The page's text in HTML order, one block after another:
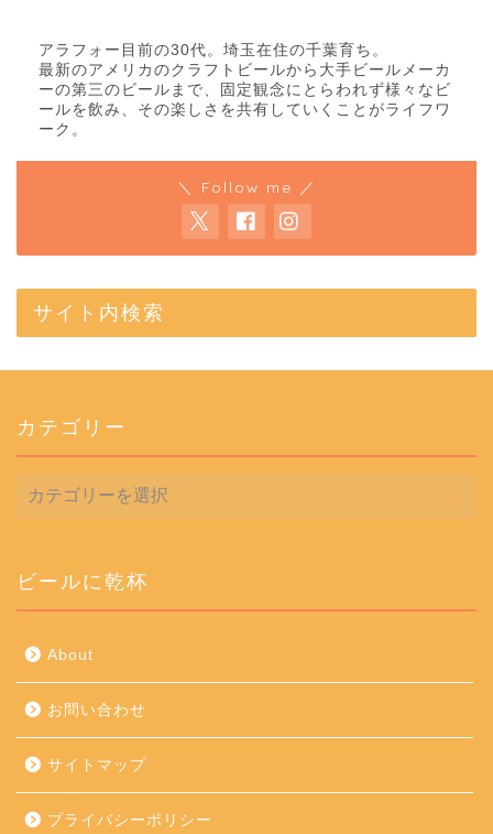
アラフォー目前の30代。埼玉在住の千葉育ち。
最新のアメリカのクラフトビールから大手ビールメーカ
ーの第三のビールまで、固定観念にとらわれず様々なビ
ールを飲み、その楽しさを共有していくことがライフワ
ーク。
＼ Follow me ／
サイト内検索
カテゴリー
テ
ー
ビールに乾杯
About
お問い合わせ
サイトマップ
プライバシーポリシー